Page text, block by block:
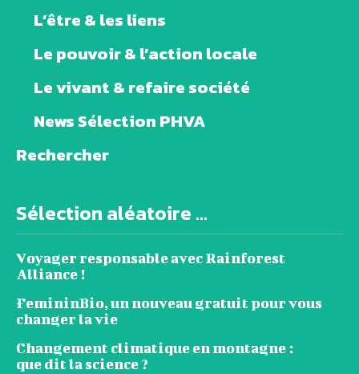
L’être & les liens
Le pouvoir & l’action locale
Le vivant & refaire société
News Sélection PHVA
Rechercher
Sélection aléatoire ...
Voyager responsable avec Rainforest
Alliance !
FemininBio, un nouveau gratuit pour vous
changer la vie
Changement climatique en montagne :
que dit la science ?